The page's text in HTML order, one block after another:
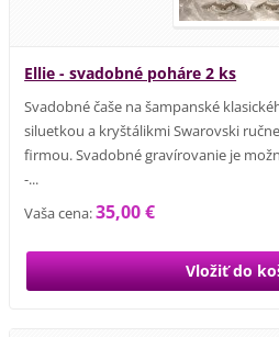
Ellie - svadobné poháre 2 ks
Svadobné čaše na šampanské
siluetkou a kryštálikmi Swarovski
firmou. Svadobné gravírovanie je
-...
Vaša cena:35,00 €